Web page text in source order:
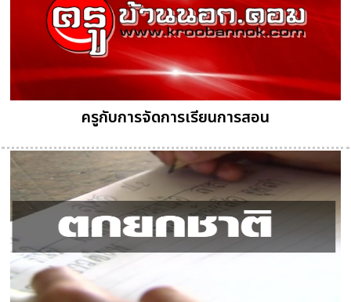
ครูกับการจัดการเรียนการสอน